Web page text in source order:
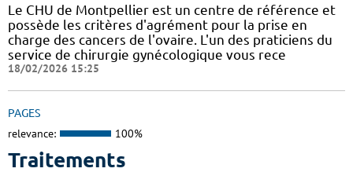
Le CHU de Montpellier est un centre de référence et
possède les critères d'agrément pour la prise en
charge des cancers de l'ovaire. L'un des praticiens du
service de chirurgie gynécologique vous rece
18/02/2026 15:25
PAGES
relevance: 100%
Traitements